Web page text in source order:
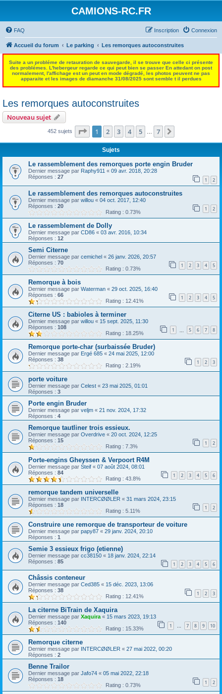
CAMIONS-RC.FR
FAQ Connexion
Inscription
Accueil du forum Le parking Les remorques autoconstruites
Suite a un probléme de retauration de sauvegarde, il se trouve que celle ci présente
des problémes. L'hebergeur regarde ce qui peut bien se passer En attedant on post
normalement, l'affichage est un peut en mode dégradé, les photos peuvent ne pas
apparaite et les images de diamanche 31/08/2025 sont semble t il perdues
Les remorques autoconstruites
Nouveau sujet
452 sujets Page 1sur7
1 2 3 4 5 7
Sujets
Le rassemblement des remorques porte engin Bruder
Dernier message par Raphy911 « 09 avr. 2018, 20:28
Réponses : 27 1 2
Le rassemblement des remorques autoconstruites
Dernier message par willou « 04 oct. 2017, 12:40
Réponses : 20 1 2
Rating : 0.73%
Le rassemblement de Dolly
Dernier message par CD86 « 03 avr. 2016, 10:34
Réponses : 12
Semi Citerne
Dernier message par cemichel « 26 janv. 2026, 20:57
Réponses : 70 1 2 3 4 5
Rating : 0.73%
Remorque à bois
Dernier message par Waterman « 29 oct. 2025, 16:40
Réponses : 66 1 2 3 4 5
Rating : 12.41%
Citerne US : babioles à terminer
Dernier message par willou « 15 sept. 2025, 11:30
Réponses : 108 1 5 6 7 8
Rating : 18.25%
Remorque porte-char (surbaissée Bruder)
Dernier message par Ergé 685 « 24 mai 2025, 12:00
Réponses : 38 1 2 3
Rating : 2.19%
porte voiture
Dernier message par Celest « 23 mai 2025, 01:01
Réponses : 3
Porte engin Bruder
Dernier message par veljm « 21 nov. 2024, 17:32
Réponses : 4
Remorque tautliner trois essieux.
Dernier message par Overdrive « 20 oct. 2024, 12:25
Réponses : 15 1 2
Rating : 7.3%
Porte-engins Gheyssen & Verpoort R4M
Dernier message par Steif « 07 août 2024, 08:01
Réponses : 84 1 2 3 4 5 6
Rating : 43.8%
remorque tandem universelle
Dernier message par INTERCØØLER « 31 mars 2024, 23:15
Réponses : 18 1 2
Rating : 5.11%
Construire une remorque de transporteur de voiture
Dernier message par papy87 « 29 janv. 2024, 20:10
Réponses : 1
Semie 3 essieux frigo (etienne)
Dernier message par cc38150 « 18 janv. 2024, 22:14
Réponses : 85 1 2 3 4 5 6
Châssis conteneur
Dernier message par Ced385 « 15 déc. 2023, 13:06
Réponses : 38 1 2 3
Rating : 12.41%
La citerne BiTrain de Xaquira
Dernier message par Xaquira « 15 mars 2023, 19:13
Réponses : 140 1 … 7 8 9 10
Rating : 15.33%
Remorque citerne
Dernier message par INTERCØØLER « 27 mai 2022, 00:20
Réponses : 2
Benne Trailor
Dernier message par Jafo74 « 05 mai 2022, 22:18
Réponses : 18 1 2
Rating : 0.73%